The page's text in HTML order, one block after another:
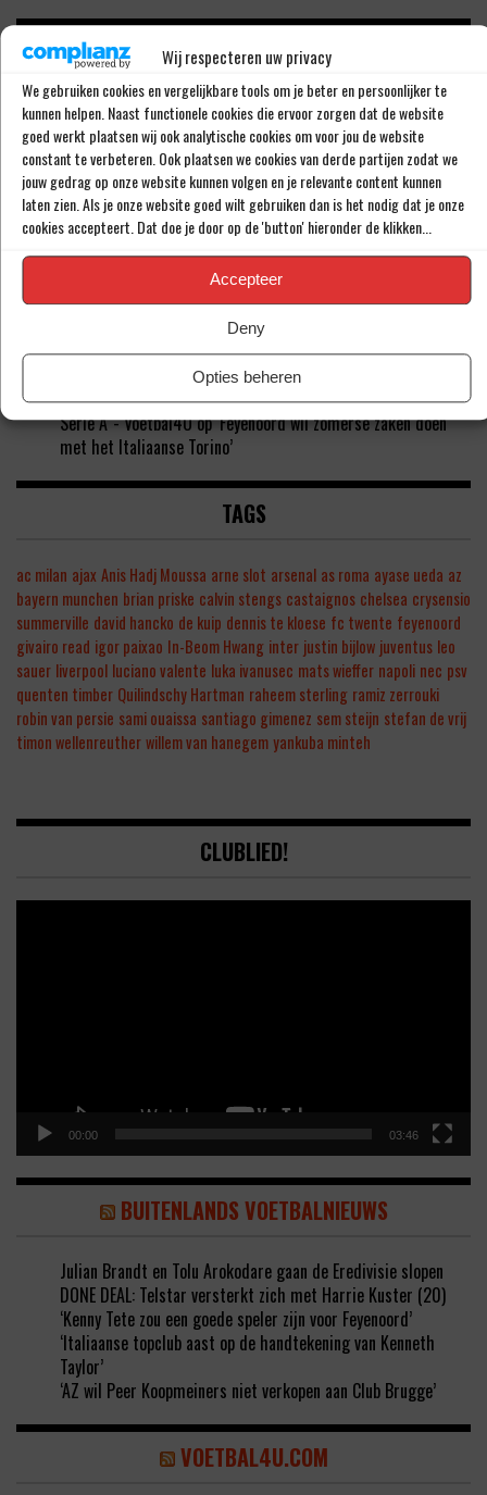
Wij respecteren uw privacy
We gebruiken cookies en vergelijkbare tools om je beter en persoonlijker te
kunnen helpen. Naast functionele cookies die ervoor zorgen dat de website
goed werkt plaatsen wij ook analytische cookies om voor jou de website
constant te verbeteren. Ook plaatsen we cookies van derde partijen zodat we
jouw gedrag op onze website kunnen volgen en je relevante content kunnen
laten zien. Als je onze website goed wilt gebruiken dan is het nodig dat je onze
cookies accepteert. Dat doe je door op de 'button' hieronder de klikken...
Accepteer
Deny
Opties beheren
RECENTE REACTIES
'Grote aankoop Raheem Sterling (31) niet langer meer in
Feyenoord-shirt' - Voetbal4Uop‘Raheem Sterling kan je
beter niet meer opstellen bij Feyenoord’
MEGASTUNT: 'Mohamed Ihattaren (23) deze zomer naar
Feyenoord' - Voetbal4Uop‘Mohamed Ihattaren deze zomer
naar Feyenoord, transfersom van onder de 3 miljoen’
'Feyenoord kan zich gaan opmaken voor zeer onrustige zomer'
‘Feyenoord zet deze zomer in op komst van
deze vier spelers’
'Dick Advocaat krijgt rol bij Feyenoord, einde verhaal voor
Robin van Persie' - Voetbal4Uop‘Positie van Robin van Persie
is niet meer te houden’
'Feyenoord en PSV in gevecht om 23-jarige speler uit de
Serie A' - Voetbal4Uop‘Feyenoord wil zomerse zaken doen
met het Italiaanse Torino’
TAGS
ac milan ajax Anis Hadj Moussa arne slot arsenal as roma ayase ueda az
bayern munchen brian priske calvin stengs castaignos chelsea crysensio
summerville david hancko de kuip dennis te kloese fc twente feyenoord
givairo read igor paixao In-Beom Hwang inter justin bijlow juventus leo
sauer liverpool luciano valente luka ivanusec mats wieffer napoli nec psv
quenten timber Quilindschy Hartman raheem sterling ramiz zerrouki
robin van persie sami ouaissa santiago gimenez sem steijn stefan de vrij
timon wellenreutherwillem van hanegemyankuba minteh
CLUBLIED!
00:00 03:46
BUITENLANDS VOETBALNIEUWS
Julian Brandt en Tolu Arokodare gaan de Eredivisie slopen
DONE DEAL: Telstar versterkt zich met Harrie Kuster (20)
‘Kenny Tete zou een goede speler zijn voor Feyenoord’
‘Italiaanse topclub aast op de handtekening van Kenneth
Taylor’
‘AZ wil Peer Koopmeiners niet verkopen aan Club Brugge’
VOETBAL4U.COM